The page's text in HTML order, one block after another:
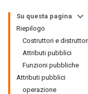
Su questa pagina
Riepilogo
Costruttori e
Attributi pubblici
Funzioni pubbliche
Attributi pubblici
operazione